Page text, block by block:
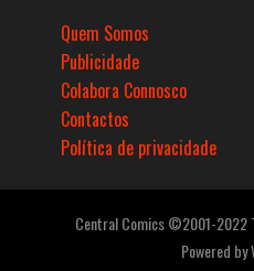
Quem Somos
Publicidade
Colabora Connosco
Contactos
Política de privacidade
Central Comics ©2001-2022
Powered by